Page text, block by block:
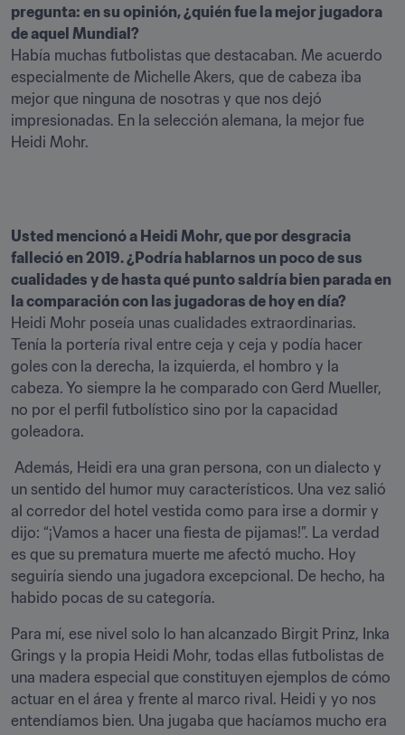
pregunta: en su opinión, ¿quién fue la mejor jugadora
Había muchas futbolistas que destacaban. Me acuerdo
especialmente de Michelle Akers, que de cabeza iba
mejor que ninguna de nosotras y que nos dejó
impresionadas. En la selección alemana, la mejor fue
Heidi Mohr.
Usted mencionó a Heidi Mohr, que por desgracia
falleció en 2019. ¿Podría hablarnos un poco de sus
cualidades y de hasta qué punto saldría bien parada en
la comparación con las jugadoras de hoy en día?
Heidi Mohr poseía unas cualidades extraordinarias.
Tenía la portería rival entre ceja y ceja y podía hacer
goles con la derecha, la izquierda, el hombro y la
cabeza. Yo siempre la he comparado con Gerd Mueller,
no por el perfil futbolístico sino por la capacidad
goleadora.
un sentido del humor muy característicos. Una vez salió
al corredor del hotel vestida como para irse a dormir y
dijo: “¡Vamos a hacer una fiesta de pijamas!”. La verdad
es que su prematura muerte me afectó mucho. Hoy
seguiría siendo una jugadora excepcional. De hecho, ha
habido pocas de su categoría.
Para mí, ese nivel solo lo han alcanzado Birgit Prinz, Inka
Grings y la propia Heidi Mohr, todas ellas futbolistas de
una madera especial que constituyen ejemplos de cómo
actuar en el área y frente al marco rival. Heidi y yo nos
entendíamos bien. Una jugaba que hacíamos mucho era